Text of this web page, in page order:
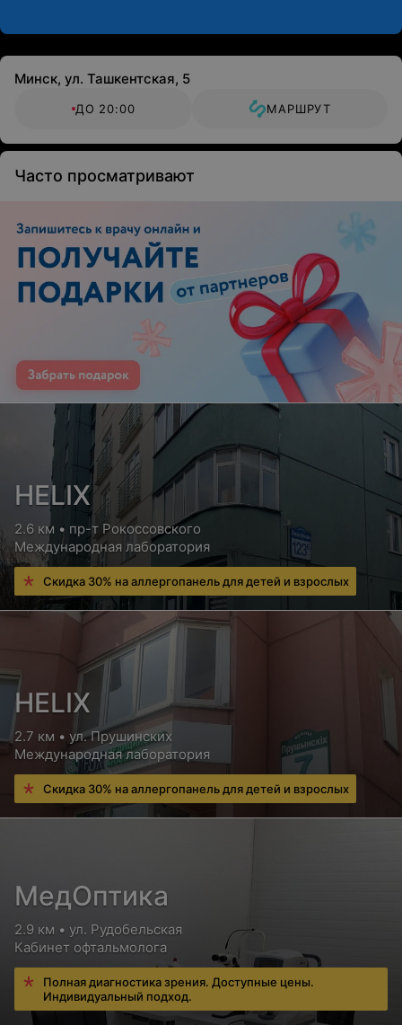
Минск, ул. Ташкентская, 5
ДО 20:00 МАРШРУТ
Часто просматривают
HELIX
2.6 км • пр-т Рокоссовского
Международная лаборатория
Скидка 30% на аллергопанель для детей и взрослых
HELIX
2.7 км • ул. Прушинских
Международная лаборатория
Скидка 30% на аллергопанель для детей и взрослых
МедОптика
2.9 км • ул. Рудобельская
Кабинет офтальмолога
Полная диагностика зрения. Доступные цены.
Индивидуальный подход.